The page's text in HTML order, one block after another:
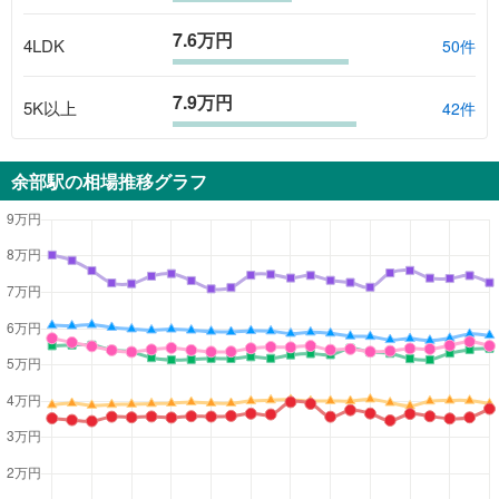
4LDK 7.6万円 50件
5K以上 7.9万円 42件
余部駅の相場推移グラフ